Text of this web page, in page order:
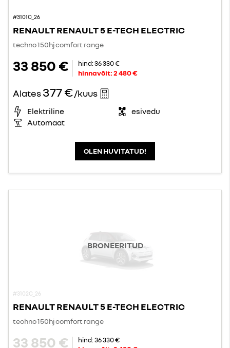
#3101C_26
RENAULT RENAULT 5 E-TECH ELECTRIC
techno 150hj comfort range
33 850 € hind:36 330 €
hinnavõit:2 480 €
Alates377 €/kuus
Elektriline
esivedu
Automaat
OLEN HUVITATUD!
#3102C_26
BRONEERITUD
RENAULT RENAULT 5 E-TECH ELECTRIC
techno 150hj comfort range
33 850 € hind:36 330 €